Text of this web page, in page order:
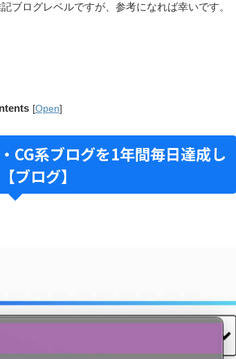
ブログレベルですが、参考になれば幸いです。
[Open]
CG系ブログを1年間毎日達成し
ブログ】